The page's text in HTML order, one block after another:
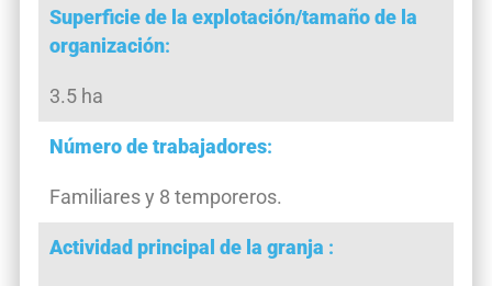
Superficie de la explotación/tamaño de la
organización:
3.5 ha
Número de trabajadores:
Familiares y 8 temporeros.
Actividad principal de la granja :